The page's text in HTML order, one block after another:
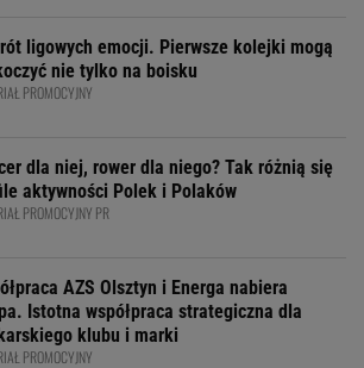
ligowych emocji. Pierwsze kolejki mogą
nie tylko na boisku
PROMOCYJNY
dla niej, rower dla niego? Tak różnią się
aktywności Polek i Polaków
PROMOCYJNY PR
AZS Olsztyn i Energa nabiera
Istotna współpraca strategiczna dla
klubu i marki
PROMOCYJNY